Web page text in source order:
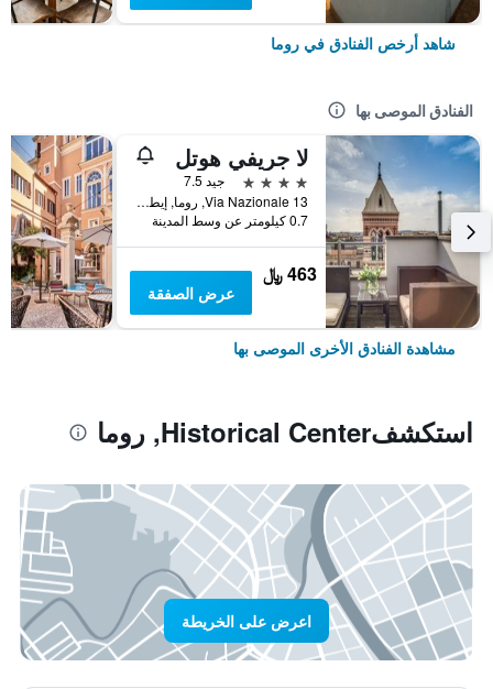
شاهد أرخص الفنادق في روما
الفنادق الموصى بها
لا جريفي هوتل
4 نجوم
جيد 7.5
Via Nazionale 13, روما, إيطاليا
0.7 كيلومتر عن وسط المدينة
463 ﷼
عرض الصفقة
مشاهدة الفنادق الأخرى الموصى بها
استكشفHistorical Center, روما
اعرض على الخريطة